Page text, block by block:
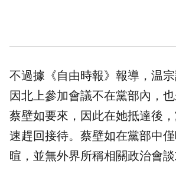
不過據《自由時報》報導，温
因北上參加會議不在黨部內，
蔡壁如要來，因此在她抵達後
速趕回接待。蔡壁如在黨部中
暄，並無外界所稱相關政治會談